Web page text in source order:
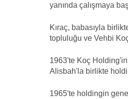
yanında çalışmaya
Kıraç, babasıyla
topluluğu ve Vehbi
1963'te Koç
Alisbah'la birlikte
1965'te holdingin